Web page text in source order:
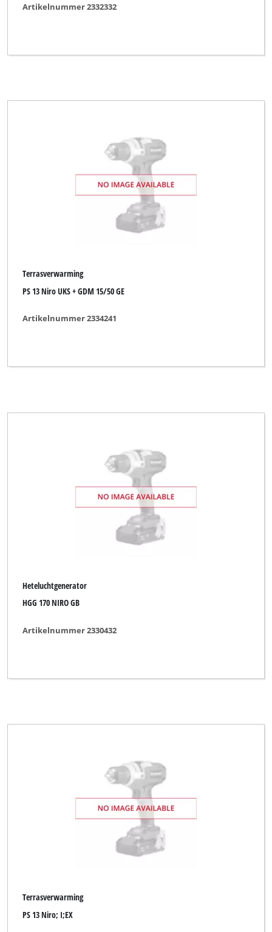
Artikelnummer 2332332
Terrasverwarming
PS 13 Niro UKS + GDM 15/50 GE
Artikelnummer 2334241
Heteluchtgenerator
HGG 170 NIRO GB
Artikelnummer 2330432
Terrasverwarming
PS 13 Niro; I;EX